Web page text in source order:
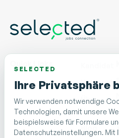
Über
Uns
Blog
SELECTED
Ihre Privatsphäre
Wir verwenden notwendige
Technologien, damit unsere
beispielsweise für Formulare
Datenschutzeinstellungen. Mit